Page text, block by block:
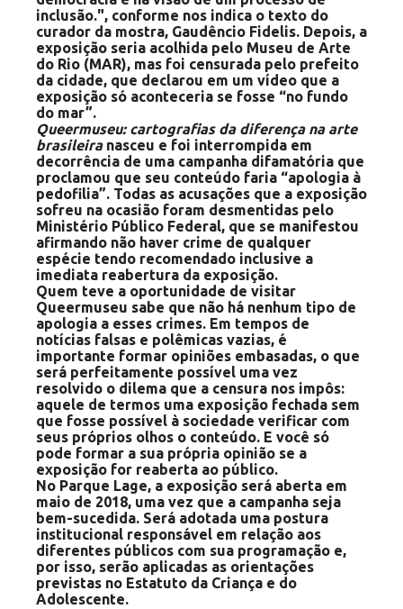
inclusão.", conforme nos indica o texto do
curador da mostra, Gaudêncio Fidelis. Depois, a
exposição seria acolhida pelo Museu de Arte
do Rio (MAR), mas foi censurada pelo prefeito
da cidade, que declarou em um vídeo que a
exposição só aconteceria se fosse “no fundo
do mar”.
Queermuseu: cartografias da diferença na arte
brasileiranasceu e foi interrompida em
decorrência de uma campanha difamatória que
proclamou que seu conteúdo faria “apologia à
pedofilia”. Todas as acusações que a exposição
sofreu na ocasião foram desmentidas pelo
Ministério Público Federal, que se manifestou
afirmando não haver crime de qualquer
espécie tendo recomendado inclusive a
imediata reabertura da exposição.
Quem teve a oportunidade de visitar
Queermuseu sabe que não há nenhum tipo de
apologia a esses crimes. Em tempos de
notícias falsas e polêmicas vazias, é
importante formar opiniões embasadas, o que
será perfeitamente possível uma vez
resolvido o dilema que a censura nos impôs:
aquele de termos uma exposição fechada sem
que fosse possível à sociedade verificar com
seus próprios olhos o conteúdo. E você só
pode formar a sua própria opinião se a
exposição for reaberta ao público.
No Parque Lage, a exposição será aberta em
maio de 2018, uma vez que a campanha seja
bem-sucedida. Será adotada uma postura
institucional responsável em relação aos
diferentes públicos com sua programação e,
por isso, serão aplicadas as orientações
previstas no Estatuto da Criança e do
Adolescente.